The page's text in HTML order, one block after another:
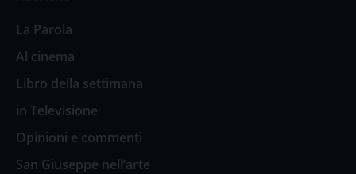
La Parola
Al cinema
Libro della settimana
in Televisione
Opinioni e commenti
San Giuseppe nell’arte